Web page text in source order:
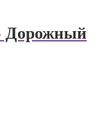
Дорожный